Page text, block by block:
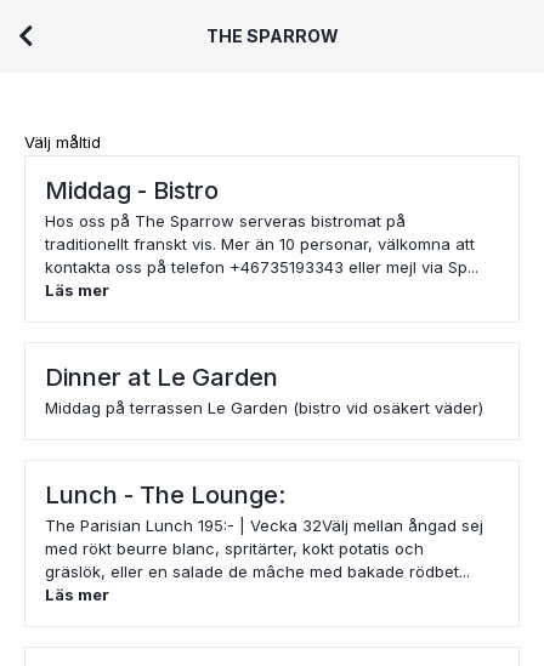
THE SPARROW
Välj måltid
Middag - Bistro
Hos oss på The Sparrow serveras bistromat på
traditionellt franskt vis. Mer än 10 personar, välkomna att
kontakta oss på telefon +46735193343 eller mejl via Sp...
Läs mer
Dinner at Le Garden
Middag på terrassen Le Garden (bistro vid osäkert väder)
Lunch - The Lounge:
The Parisian Lunch 195:- | Vecka 32Välj mellan ångad sej
med rökt beurre blanc, spritärter, kokt potatis och
gräslök, eller en salade de mâche med bakade rödbet...
Läs mer